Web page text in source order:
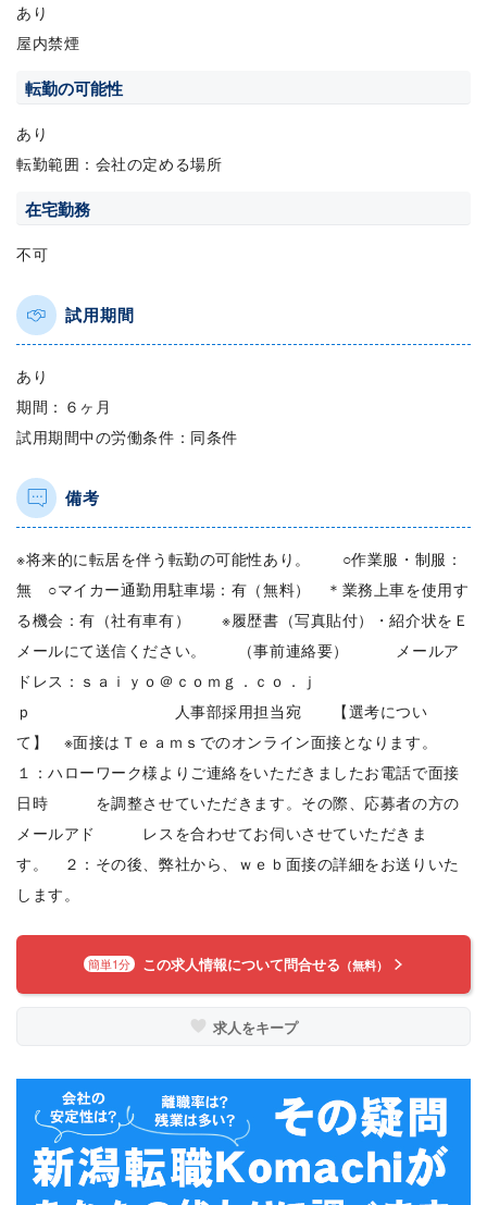
あり
屋内禁煙
転勤の可能性
あり
転勤範囲：会社の定める場所
在宅勤務
不可
試用期間
あり
期間：６ヶ月
試用期間中の労働条件：同条件
備考
※将来的に転居を伴う転勤の可能性あり。 ○作業服・制服：
無 ○マイカー通勤用駐車場：有（無料） ＊業務上車を使用す
る機会：有（社有車有） ※履歴書（写真貼付）・紹介状をＥ
メールにて送信ください。 （事前連絡要） メールア
ドレス：ｓａｉｙｏ＠ｃｏｍｇ．ｃｏ．ｊ
ｐ 人事部採用担当宛 【選考につい
て】 ※面接はＴｅａｍｓでのオンライン面接となります。
１：ハローワーク様よりご連絡をいただきましたお電話で面接
日時 を調整させていただきます。その際、応募者の方の
メールアド レスを合わせてお伺いさせていただきま
す。 ２：その後、弊社から、ｗｅｂ面接の詳細をお送りいた
します。
簡単1分 この求人情報について問合せる （無料）
求人をキープ